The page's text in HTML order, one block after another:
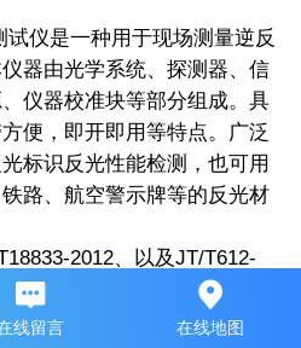
试仪是一种用于现场测量逆反
器由光学系统、探测器、信
仪器校准块等部分组成。具
便，即开即用等特点。广泛
标识反光性能检测，也可用
路、航空警示牌等的反光材
2012、以及JT/T612-
计。采用高性能微型处理器
容量存储单元；快速准确测
线留言 在线地图